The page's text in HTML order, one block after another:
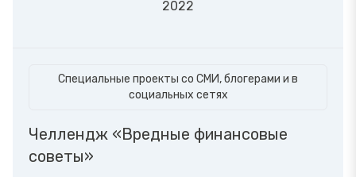
2022
Специальные проекты со СМИ, блогерами и в
социальных сетях
Челлендж «Вредные финансовые
советы»